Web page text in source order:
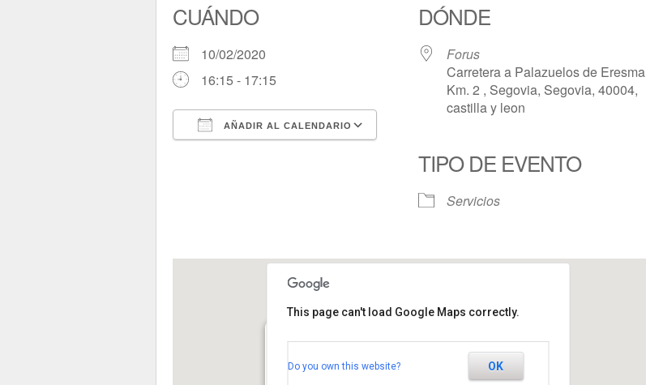
CUÁNDO
10/02/2020
16:15 - 17:15
AÑADIR AL CALENDARIO
Google Calendar
DÓNDE
Forus
Carretera a Palazuelos de Eresma
Km. 2 , Segovia, Segovia, 40004,
castilla y leon
TIPO DE EVENTO
Servicios
Forus
Carretera a Palazuelos de Eresma Km. 2 - Segovia
This page can't load Google Maps correctly.
Do you own this website? OK